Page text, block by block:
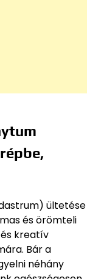
ültetése
és örömteli
kreatív
Bár a
néhány